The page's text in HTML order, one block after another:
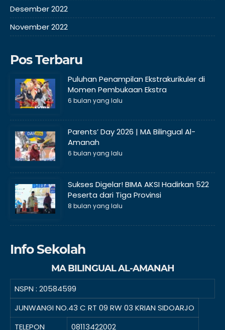
Desember 2022
November 2022
Pos Terbaru
Puluhan Penampilan Ekstrakurikuler di
Momen Pembukaan Ekstra
6 bulan yang lalu
Parents’ Day 2026 | MA Bilingual Al-
Amanah
6 bulan yang lalu
Sukses Digelar! BIMA AKSI Hadirkan 522
Peserta dari Tiga Provinsi
8 bulan yang lalu
Info Sekolah
MA BILINGUAL AL-AMANAH
NSPN : 20584599
JUNWANGI NO.43 C RT 09 RW 03 KRIAN SIDOARJO
TELEPON
08113422002